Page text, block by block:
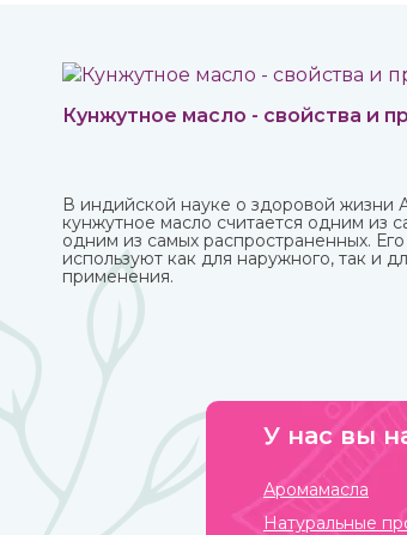
Кунжутное масло - свойства и
В индийской науке о здоровой жизни
кунжутное масло считается одним из
одним из самых распространенных.
используют как для наружного, так и
применения.
У нас вы
Аромамасла
Натуральные